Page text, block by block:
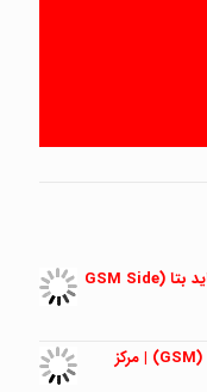
برد کرکره برقی سیمکارتی فول کانال موتور ساید بتا (GSM Side
برد کرکره برقی سیمکارتی فول کانال توبلار بتا (GSM) | مرکز